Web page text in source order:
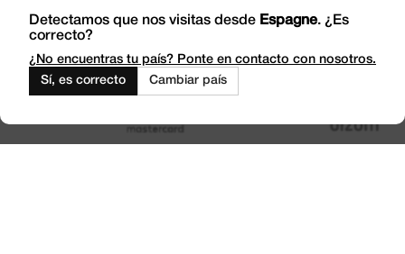
Rendez-nous visite
Travaillez avec nous
Outlet
Detectamos que nos visitas desde Espagne. ¿Es
correcto?
¿No encuentras tu país? Ponte en contacto con nosotros.
Sí, es correcto
Cambiar país